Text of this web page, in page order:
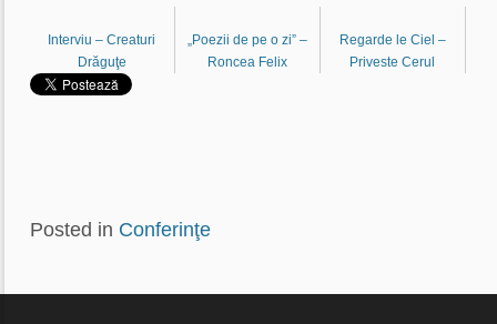
Interviu – Creaturi
Drăguţe
„Poezii de pe o zi” –
Roncea Felix
Regarde le Ciel –
Priveste Cerul
Posted in Conferinţe